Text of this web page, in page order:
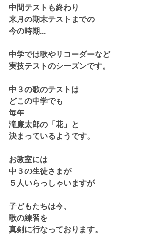
中間テストも終わり
来月の期末テストまでの
今の時期...
中学では歌やリコーダーなど
実技テストのシーズンです。
中３の歌のテストは
どこの中学でも
毎年
滝廉太郎の「花」と
決まっているようです。
お教室には
中３の生徒さまが
５人いらっしゃいますが
子どもたちは今、
歌の練習を
真剣に行なっております。